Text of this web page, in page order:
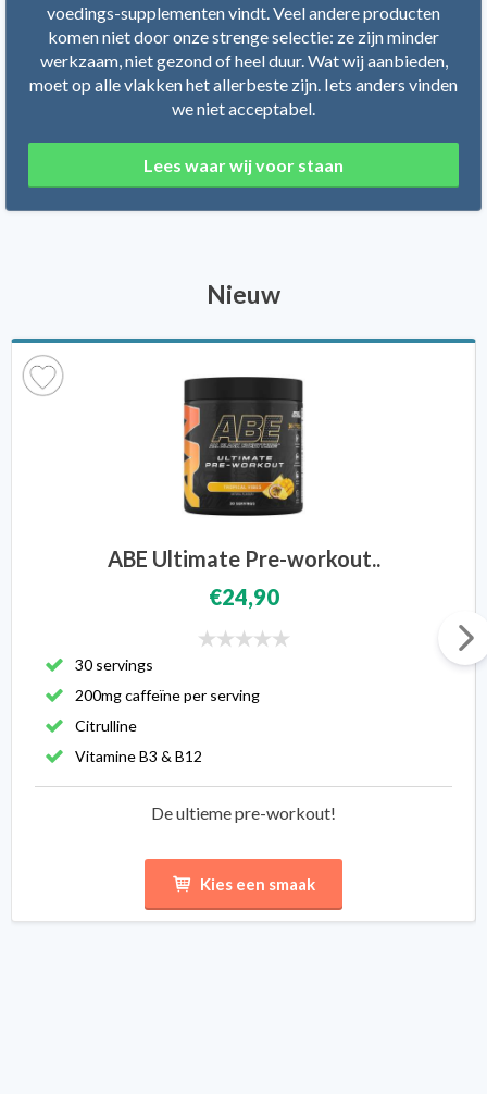
voedings-supplementen vindt. Veel andere producten
komen niet door onze strenge selectie: ze zijn minder
werkzaam, niet gezond of heel duur. Wat wij aanbieden,
moet op alle vlakken het allerbeste zijn. Iets anders vinden
we niet acceptabel.
Lees waar wij voor staan
Nieuw
ABE Ultimate Pre-workout..
€24,90
30 servings
200mg caffeïne per serving
Citrulline
Vitamine B3 & B12
De ultieme pre-workout!
Kies een smaak